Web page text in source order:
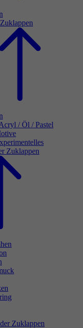
/ Öl / Pastel
Zuklappen
Zuklappen